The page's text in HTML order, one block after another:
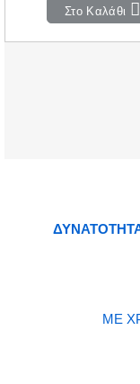
Στο Καλάθι
ΜΕ